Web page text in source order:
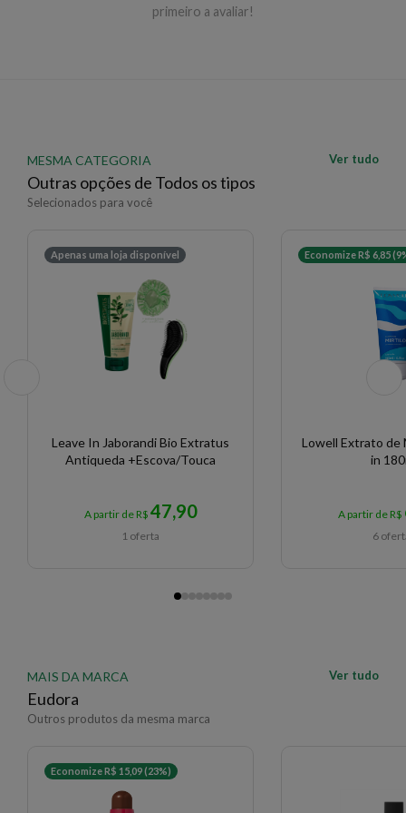
primeiro a avaliar!
MESMA CATEGORIA
Outras opções de Todos os tipos
Selecionados para você
Ver tudo
Apenas uma loja disponível
Leave In Jaborandi Bio Extratus
Antiqueda +Escova/Touca
A partir de R$ 47,90
1 oferta
Economize R$ 6,85
Lowell Extrato de
in
A partir de R$
6
MAIS DA MARCA
Eudora
Outros produtos da mesma marca
Ver tudo
Economize R$ 15,09 (23%)